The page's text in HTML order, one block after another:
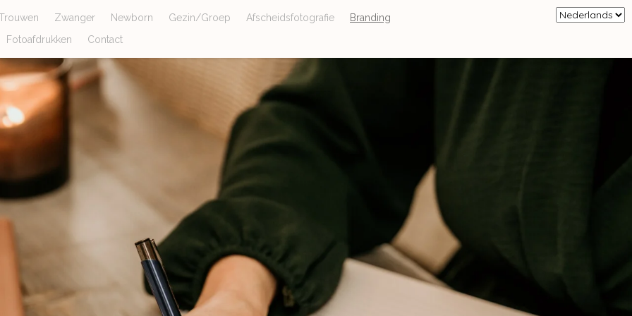
Zwanger Newborn Gezin/Groep Afscheidsfotografie
Branding
Fotoafdrukken Contact